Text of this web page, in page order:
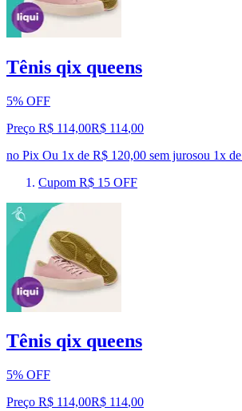
Tênis qix queens
5% OFF
Preço R$ 114,00R$ 114,00
no Pix Ou 1x de R$ 120,00 sem jurosou 1x de
Cupom R$ 15 OFF
Tênis qix queens
5% OFF
Preço R$ 114,00R$ 114,00